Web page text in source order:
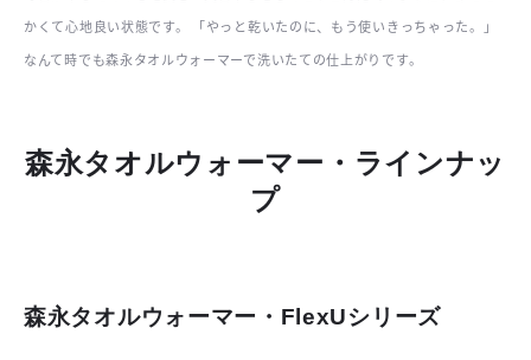
かくて心地良い状態です。 「やっと乾いたのに、もう使いきっちゃった。」
なんて時でも森永タオルウォーマーで洗いたての仕上がりです。
森永タオルウォーマー・ラインナッ
プ
森永タオルウォーマー・FlexUシリーズ